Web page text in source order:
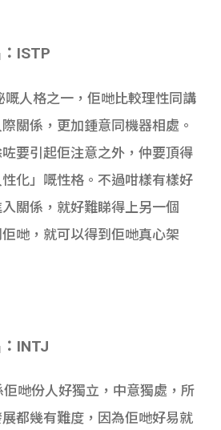
ISTP
嘅人格之一，佢哋比較理性同講
關係，更加鍾意同機器相處。
要引起佢注意之外，仲要頂得
化」嘅性格。不過咁樣有樣好
關係，就好難睇得上另一個
哋，就可以得到佢哋真心架
INTJ
哋份人好獨立，中意獨處，所
都幾有難度，因為佢哋好易就